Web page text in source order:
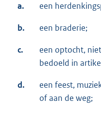
a. een
b. een braderie;
c.
een optocht,
bedoeld in
d.
een feest,
of aan de weg;